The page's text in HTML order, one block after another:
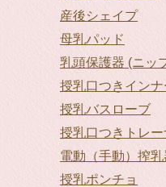
産後シェイプ
母乳パッド
乳頭保護器 (ニッ
授乳口つきイン
授乳バスローブ
授乳口つきトレー
電動（手動）搾乳
授乳ポンチョ